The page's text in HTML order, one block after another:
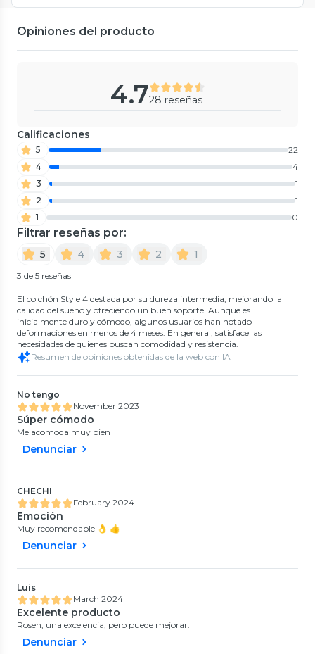
Opiniones del producto
4.728 reseñas
Calificaciones
5
22
4
4
3
1
2
1
1
0
Filtrar reseñas por:
5 4 3 2 1
3 de 5 reseñas
El colchón Style 4 destaca por su dureza intermedia, mejorando la
calidad del sueño y ofreciendo un buen soporte. Aunque es
inicialmente duro y cómodo, algunos usuarios han notado
deformaciones en menos de 4 meses. En general, satisface las
necesidades de quienes buscan comodidad y resistencia.
Resumen de opiniones obtenidas de la web con IA
No tengo
November 2023
Súper cómodo
Me acomoda muy bien
Denunciar
CHECHI
February 2024
Emoción
Muy recomendable 👌 👍
Denunciar
Luis
March 2024
Excelente producto
Rosen, una excelencia, pero puede mejorar.
Denunciar